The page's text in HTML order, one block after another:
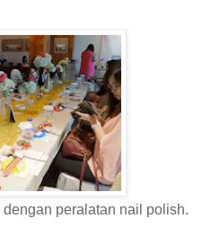
peralatan nail polish.